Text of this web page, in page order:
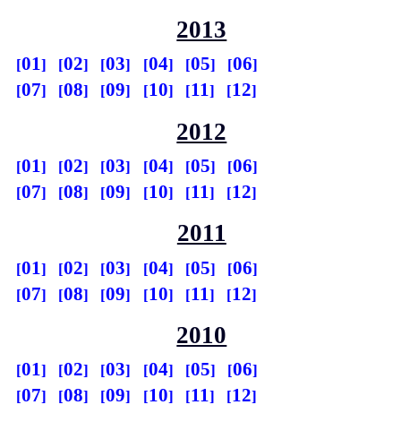
2013
01 02 03 04 05
06
07
08 09 10 11 12
2012
01 02 03 04 05
06
07
08 09 10 11 12
2011
01 02 03 04 05
06
07
08 09 10 11 12
2010
01 02 03 04 05
06
07
08 09 10 11 12